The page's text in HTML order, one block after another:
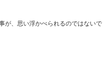
が、思い浮かべられるのではないで